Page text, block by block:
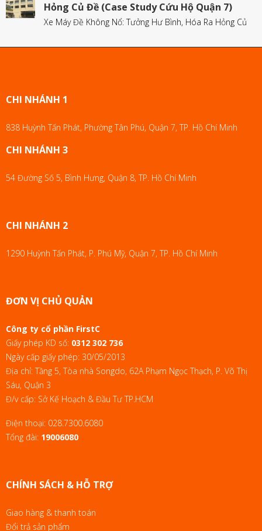
Hỏng Củ Đề (Case Study Cứu Hộ Quận 7)
Xe Máy Đề Không Nổ: Tưởng Hư Bình, Hóa Ra Hỏng Củ
CHI NHÁNH 1
838 Huỳnh Tấn Phát, Phường Tân Phú, Quận 7, TP. Hồ Chí Minh
CHI NHÁNH 3
54 Đường Số 5, Bình Hưng, Quận 8, TP. Hồ Chí Minh
CHI NHÁNH 2
1290 Huỳnh Tấn Phát, P. Phú Mỹ, Quận 7, TP. Hồ Chí Minh
ĐƠN VỊ CHỦ QUẢN
Công ty cổ phần FirstC
Giấy phép KD số: 0312 302 736
Ngày cấp giấy phép: 30/05/2013
Địa chỉ: Tầng 5, Tòa nhà Songdo, 62A Phạm Ngọc Thạch, P. Võ Thị
Sáu, Quận 3
Đ/v cấp: Sở Kế Hoạch & Đầu Tư TP.HCM
Điện thoại: 028.7300.6080
Tổng đài: 19006080
CHÍNH SÁCH & HỖ TRỢ
Giao hàng & thanh toán
Đổi trả sản phẩm